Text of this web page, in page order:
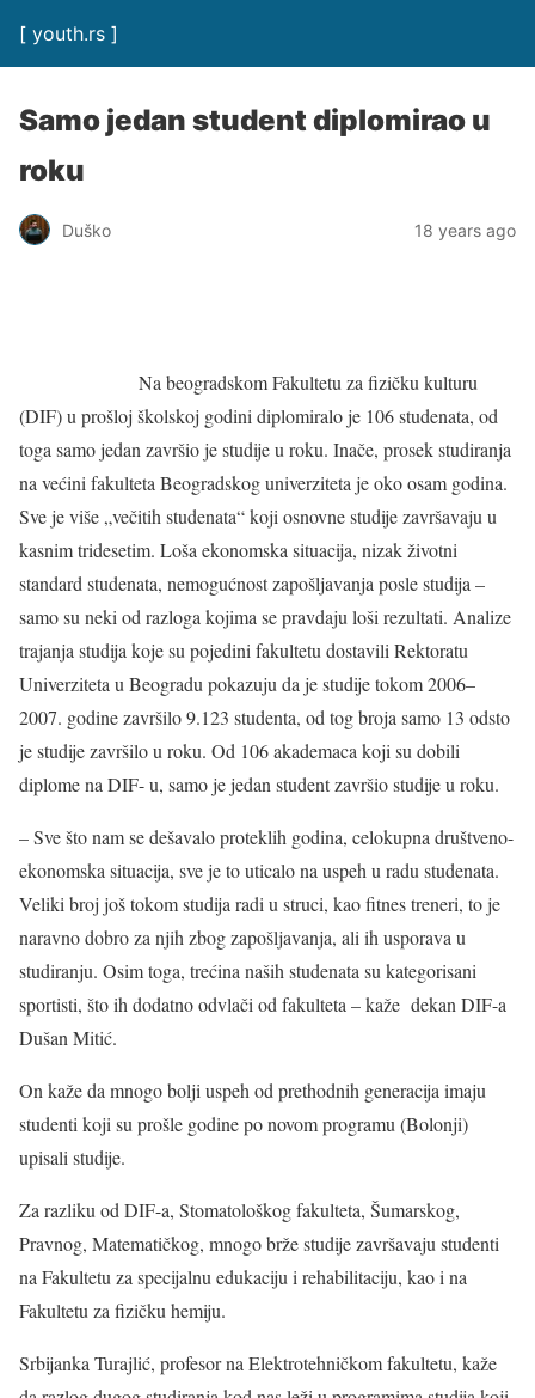
[ youth.rs ]
Samo jedan student diplomirao u
roku
Duško 18 years ago
Na beogradskom Fakultetu za fizičku kulturu
(DIF) u prošloj školskoj godini diplomiralo je 106 studenata, od
toga samo jedan završio je studije u roku. Inače, prosek studiranja
na većini fakulteta Beogradskog univerziteta je oko osam godina.
Sve je više „večitih studenata“ koji osnovne studije završavaju u
kasnim tridesetim. Loša ekonomska situacija, nizak životni
standard studenata, nemogućnost zapošljavanja posle studija –
samo su neki od razloga kojima se pravdaju loši rezultati. Analize
trajanja studija koje su pojedini fakultetu dostavili Rektoratu
Univerziteta u Beogradu pokazuju da je studije tokom 2006–
2007. godine završilo 9.123 studenta, od tog broja samo 13 odsto
je studije završilo u roku. Od 106 akademaca koji su dobili
diplome na DIF- u, samo je jedan student završio studije u roku.
– Sve što nam se dešavalo proteklih godina, celokupna društveno-
ekonomska situacija, sve je to uticalo na uspeh u radu studenata.
Veliki broj još tokom studija radi u struci, kao fitnes treneri, to je
naravno dobro za njih zbog zapošljavanja, ali ih usporava u
studiranju. Osim toga, trećina naših studenata su kategorisani
sportisti, što ih dodatno odvlači od fakulteta – kaže dekan DIF-a
Dušan Mitić.
On kaže da mnogo bolji uspeh od prethodnih generacija imaju
studenti koji su prošle godine po novom programu (Bolonji)
upisali studije.
Za razliku od DIF-a, Stomatološkog fakulteta, Šumarskog,
Pravnog, Matematičkog, mnogo brže studije završavaju studenti
na Fakultetu za specijalnu edukaciju i rehabilitaciju, kao i na
Fakultetu za fizičku hemiju.
Srbijanka Turajlić, profesor na Elektrotehničkom fakultetu, kaže